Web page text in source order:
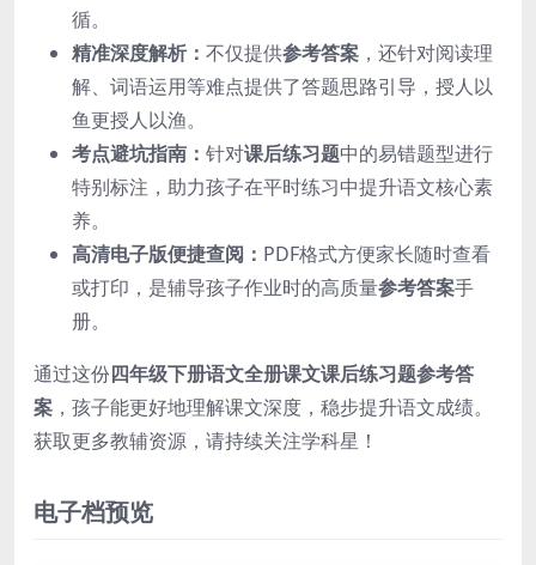
循。
精准深度解析： 不仅提供参考答案 ，还针对阅读理
解、词语运用等难点提供了答题思路引导，授人以
鱼更授人以渔。
考点避坑指南： 针对课后练习题中的易错题型进行
特别标注，助力孩子在平时练习中提升语文核心素
养。
高清电子版便捷查阅： PDF格式方便家长随时查看
或打印，是辅导孩子作业时的高质量参考答案手
册。
通过这份四年级下册语文全册课文课后练习题参考答
案 ，孩子能更好地理解课文深度，稳步提升语文成绩。
获取更多教辅资源，请持续关注学科星！
电子档预览